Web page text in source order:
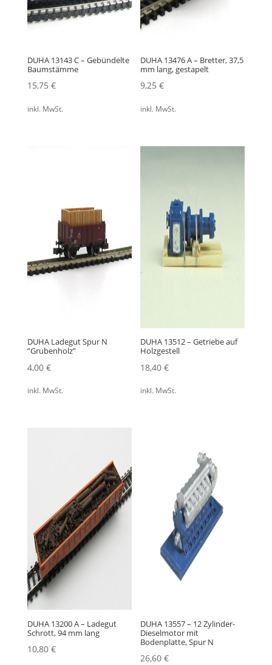
DUHA 13143 C – Gebündelte
Baumstämme
15,75 €
inkl. MwSt.
DUHA 13476 A – Bretter, 37,5
mm lang, gestapelt
9,25€
inkl. MwSt.
DUHA Ladegut Spur N
”Grubenholz”
4,00 €
inkl. MwSt.
DUHA 13512 – Getriebe auf
Holzgestell
18,40€
inkl. MwSt.
DUHA 13200 A – Ladegut
Schrott, 94 mm lang
10,80 €
DUHA 13557 – 12 Zylinder-
Dieselmotor mit
Bodenplatte, Spur N
26,60€